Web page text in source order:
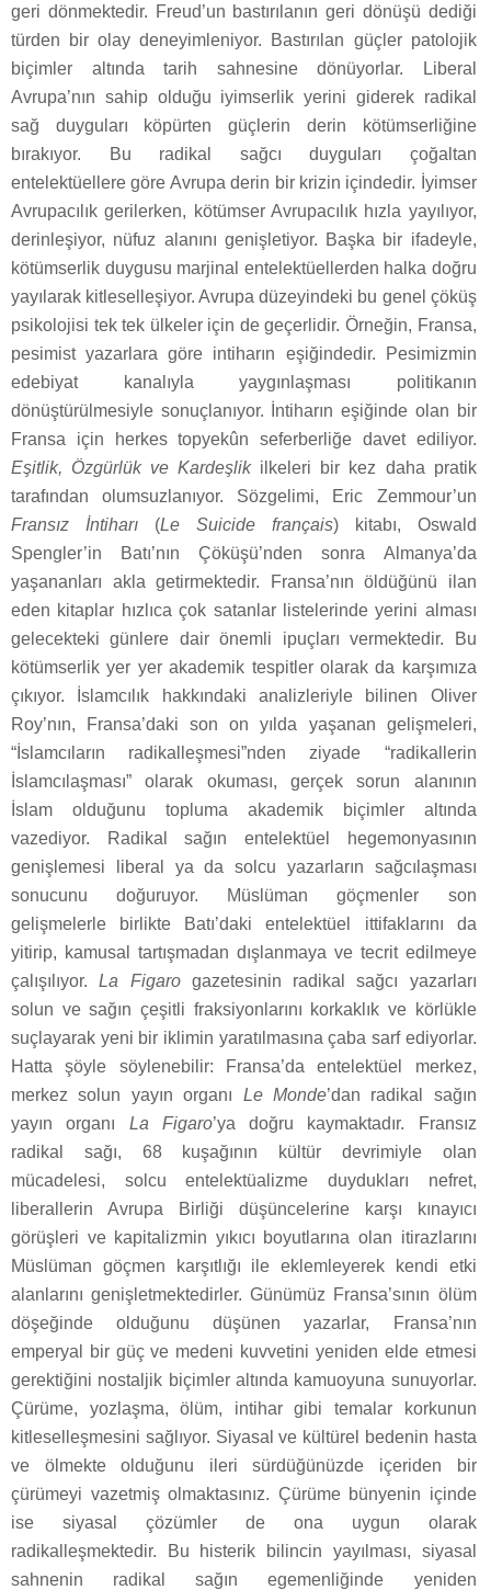
geri dönmektedir. Freud’un bastırılanın geri dönüşü dediği
türden bir olay deneyimleniyor. Bastırılan güçler patolojik
biçimler altında tarih sahnesine dönüyorlar. Liberal
Avrupa’nın sahip olduğu iyimserlik yerini giderek radikal
sağ duyguları köpürten güçlerin derin kötümserliğine
bırakıyor. Bu radikal sağcı duyguları çoğaltan
entelektüellere göre Avrupa derin bir krizin içindedir. İyimser
Avrupacılık gerilerken, kötümser Avrupacılık hızla yayılıyor,
derinleşiyor, nüfuz alanını genişletiyor. Başka bir ifadeyle,
kötümserlik duygusu marjinal entelektüellerden halka doğru
yayılarak kitleselleşiyor. Avrupa düzeyindeki bu genel çöküş
psikolojisi tek tek ülkeler için de geçerlidir. Örneğin, Fransa,
pesimist yazarlara göre intiharın eşiğindedir. Pesimizmin
edebiyat kanalıyla yaygınlaşması politikanın
dönüştürülmesiyle sonuçlanıyor. İntiharın eşiğinde olan bir
Fransa için herkes topyekûn seferberliğe davet ediliyor.
Eşitlik, Özgürlük ve Kardeşlikilkeleri bir kez daha pratik
tarafından olumsuzlanıyor. Sözgelimi, Eric Zemmour’un
Fransız İntiharı(Le Suicide français) kitabı, Oswald
Spengler’in Batı’nın Çöküşü’nden sonra Almanya’da
yaşananları akla getirmektedir. Fransa’nın öldüğünü ilan
eden kitaplar hızlıca çok satanlar listelerinde yerini alması
gelecekteki günlere dair önemli ipuçları vermektedir. Bu
kötümserlik yer yer akademik tespitler olarak da karşımıza
çıkıyor. İslamcılık hakkındaki analizleriyle bilinen Oliver
Roy’nın, Fransa’daki son on yılda yaşanan gelişmeleri,
“İslamcıların radikalleşmesi”nden ziyade “radikallerin
İslamcılaşması” olarak okuması, gerçek sorun alanının
İslam olduğunu topluma akademik biçimler altında
vazediyor. Radikal sağın entelektüel hegemonyasının
genişlemesi liberal ya da solcu yazarların sağcılaşması
sonucunu doğuruyor. Müslüman göçmenler son
gelişmelerle birlikte Batı’daki entelektüel ittifaklarını da
yitirip, kamusal tartışmadan dışlanmaya ve tecrit edilmeye
çalışılıyor. La Figarogazetesinin radikal sağcı yazarları
solun ve sağın çeşitli fraksiyonlarını korkaklık ve körlükle
suçlayarak yeni bir iklimin yaratılmasına çaba sarf ediyorlar.
Hatta şöyle söylenebilir: Fransa’da entelektüel merkez,
merkez solun yayın organı Le Monde’dan radikal sağın
yayın organı La Figaro’ya doğru kaymaktadır. Fransız
radikal sağı, 68 kuşağının kültür devrimiyle olan
mücadelesi, solcu entelektüalizme duydukları nefret,
liberallerin Avrupa Birliği düşüncelerine karşı kınayıcı
görüşleri ve kapitalizmin yıkıcı boyutlarına olan itirazlarını
Müslüman göçmen karşıtlığı ile eklemleyerek kendi etki
alanlarını genişletmektedirler. Günümüz Fransa’sının ölüm
döşeğinde olduğunu düşünen yazarlar, Fransa’nın
emperyal bir güç ve medeni kuvvetini yeniden elde etmesi
gerektiğini nostaljik biçimler altında kamuoyuna sunuyorlar.
Çürüme, yozlaşma, ölüm, intihar gibi temalar korkunun
kitleselleşmesini sağlıyor. Siyasal ve kültürel bedenin hasta
ve ölmekte olduğunu ileri sürdüğünüzde içeriden bir
çürümeyi vazetmiş olmaktasınız. Çürüme bünyenin içinde
ise siyasal çözümler de ona uygun olarak
radikalleşmektedir. Bu histerik bilincin yayılması, siyasal
sahnenin radikal sağın egemenliğinde yeniden